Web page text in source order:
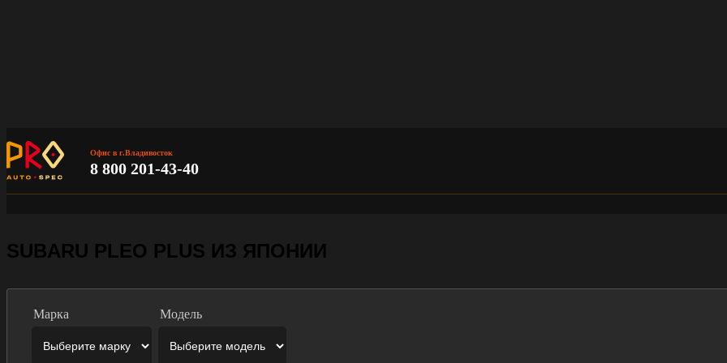
Офис в г.Владивосток
8 800 201-43-40
SUBARU PLEO PLUS ИЗ ЯПОНИИ
Марка Модель